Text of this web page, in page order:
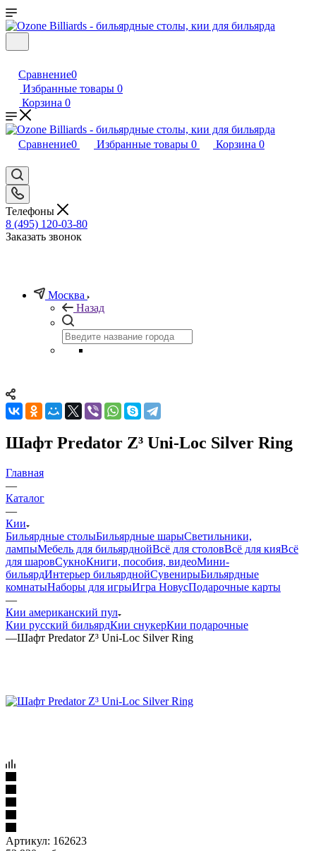
Сравнение0
Избранные товары 0
Корзина 0
Сравнение0 Избранные товары 0 Корзина 0
Телефоны
8 (495) 120-03-80
Заказать звонок
Москва
Назад
Шафт Predator Z³ Uni-Loc Silver Ring
Главная
—
Каталог
—
Кии
Бильярдные столыБильярдные шарыСветильники,
лампыМебель для бильярднойВсё для столовВсё для кияВсё
для шаровСукноКниги, пособия, видеоМини-
бильярдИнтерьер бильярднойСувенирыБильярдные
комнатыНаборы для игрыИгра НовусПодарочные карты
—
Кии американский пул
Кии русский бильярдКии снукерКии подарочные
—Шафт Predator Z³ Uni-Loc Silver Ring
Артикул: 162623